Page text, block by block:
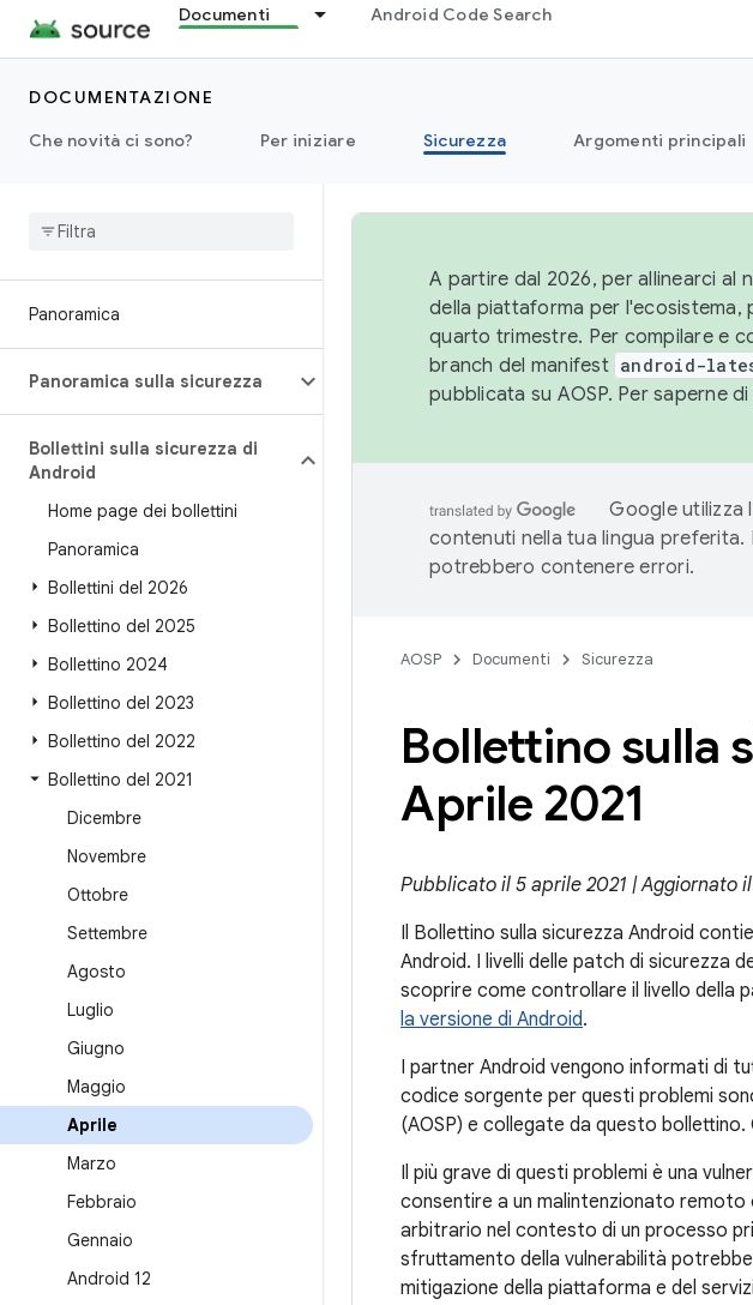
Documenti Android Code Search
DOCUMENTAZIONE
Che novità ci sono?
Per iniziare Sicurezza Argomenti principali
Panoramica
Panoramica sulla sicurezza
Bollettini sulla sicurezza di
Android
Home page dei bollettini
Panoramica
Bollettini del 2026
Bollettino del 2025
Bollettino 2024
Bollettino del 2023
Bollettino del 2022
Bollettino del 2021
Dicembre
Novembre
Ottobre
Settembre
Agosto
Luglio
Giugno
Maggio
Aprile
Marzo
Febbraio
Gennaio
Android 12
A partire dal 2026, per allinearci al
della piattaforma per l'ecosistema,
quarto trimestre. Per compilare e
branch del manifest android-
pubblicata su AOSP. Per saperne
Google utilizza
contenuti nella tua lingua preferita.
potrebbero contenere errori.
AOSP Documenti Sicurezza
Bollettino sulla
Aprile 2021
Pubblicato il 5 aprile 2021 | Aggiornato
Il Bollettino sulla sicurezza Android
Android. I livelli delle patch di sicurezza
scoprire come controllare il livello della
la versione di Android.
I partner Android vengono informati di
codice sorgente per questi problemi
(AOSP) e collegate da questo
Il più grave di questi problemi è una
consentire a un malintenzionato
arbitrario nel contesto di un processo
sfruttamento della vulnerabilità
mitigazione della piattaforma e del